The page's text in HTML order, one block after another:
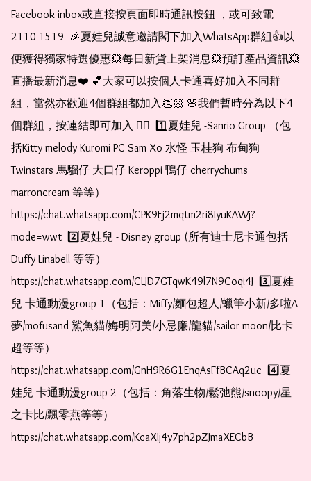
Facebook inbox或直接按頁面即時通訊按鈕 ，或可致電
2110 1519  🎉夏娃兒誠意邀請閣下加入WhatsApp群組👍以
便獲得獨家特選優惠💥每日新貨上架消息💥預訂產品資訊💥
直播最新消息❤️ 💕大家可以按個人卡通喜好加入不同群
組，當然亦歡迎4個群組都加入👏🏻 🌸我們暫時分為以下4
個群組，按連結即可加入 👇🏻  1️⃣夏娃兒 -Sanrio Group （包
括Kitty melody Kuromi PC Sam Xo 水怪 玉桂狗 布甸狗
Twinstars 馬騮仔 大口仔 Keroppi 鴨仔 cherrychums
marroncream 等等）
https://chat.whatsapp.com/CPK9Ej2mqtm2ri8IyuKAWj?
mode=wwt  2️⃣夏娃兒 - Disney group (所有迪士尼卡通包括
Duffy Linabell 等等）
https://chat.whatsapp.com/CLJD7GTqwK49l7N9Coqi4J  3️⃣夏娃
兒-卡通動漫group 1（包括：Miffy/麵包超人/蠟筆小新/多啦A
夢/mofusand 鯊魚貓/娒明阿美/小忌廉/龍貓/sailor moon/比卡
超等等）
https://chat.whatsapp.com/GnH9R6G1EnqAsFfBCAq2uc  4️⃣夏
娃兒-卡通動漫group 2（包括：角落生物/鬆弛熊/snoopy/星
之卡比/飄零燕等等）
https://chat.whatsapp.com/KcaXIj4y7ph2pZJmaXECbB